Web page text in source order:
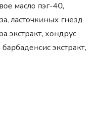
масло пэг-40,
ласточкиных гнезд
экстракт, хондрус
экстракт,